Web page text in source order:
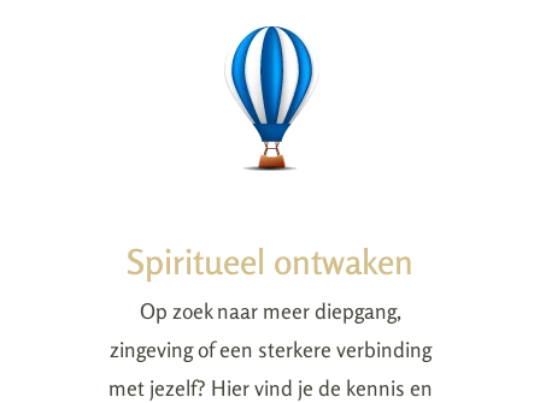
Spiritueel ontwaken
Op zoek naar meer diepgang,
zingeving of een sterkere verbinding
met jezelf? Hier vind je de kennis en